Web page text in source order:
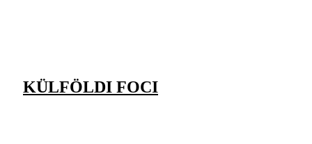
KÜLFÖLDI FOCI